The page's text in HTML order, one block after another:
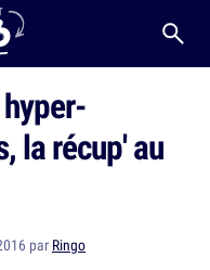
la récup' au
par Ringo